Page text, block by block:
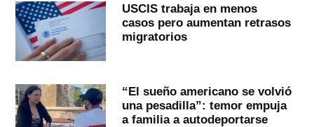
USCIS trabaja en menos
casos pero aumentan retrasos
migratorios
“El sueño americano se volvió
una pesadilla”: temor empuja
a familia a autodeportarse